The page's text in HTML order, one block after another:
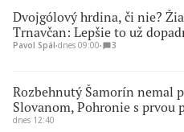
Dvojgólový hrdina, či nie?
Trnavčan: Lepšie to už
Pavol Spál∙dnes 09:00∙ 3
Rozbehnutý Šamorín nemal
Slovanom, Pohronie s prvou
dnes 12:40